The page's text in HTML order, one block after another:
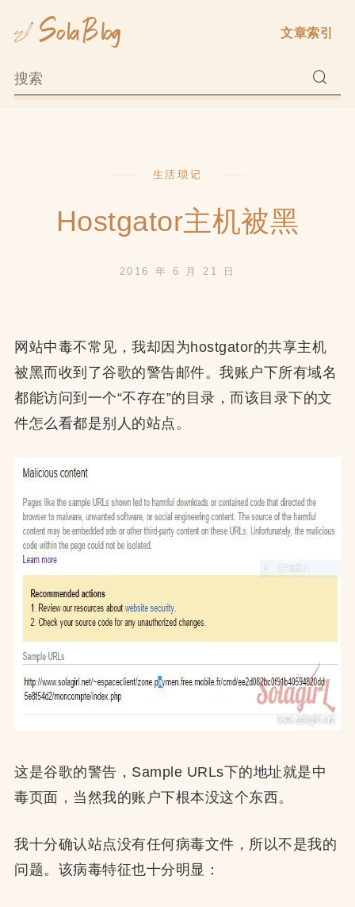
文章索引
生活琐记
Hostgator主机被黑
2016 年 6 月 21 日
网站中毒不常见，我却因为hostgator的共享主机
被黑而收到了谷歌的警告邮件。我账户下所有域名
都能访问到一个“不存在”的目录，而该目录下的文
件怎么看都是别人的站点。
这是谷歌的警告，Sample URLs下的地址就是中
毒页面，当然我的账户下根本没这个东西。
我十分确认站点没有任何病毒文件，所以不是我的
问题。该病毒特征也十分明显：